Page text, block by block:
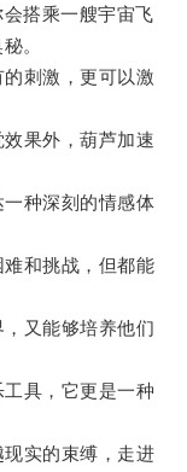
搭乘一艘宇宙飞
。
刺激，更可以激
果外，葫芦加速
种深刻的情感体
和挑战，但都能
又能够培养他们
具，它更是一种
实的束缚，走进